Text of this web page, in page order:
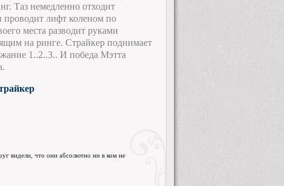
Таз немедленно отходит
проводит лифт коленом по
места разводит руками
на ринге. Страйкер поднимает
1..2..3.. И победа Мэтта
видели, что они абсолютно ни в ком не